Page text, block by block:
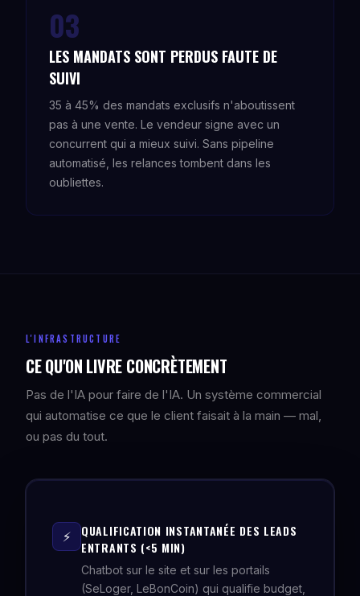
03
LES MANDATS SONT PERDUS FAUTE DE
SUIVI
35 à 45% des mandats exclusifs n'aboutissent
pas à une vente. Le vendeur signe avec un
concurrent qui a mieux suivi. Sans pipeline
automatisé, les relances tombent dans les
oubliettes.
L'INFRASTRUCTURE
CE QU'ON LIVRE CONCRÈTEMENT
Pas de l'IA pour faire de l'IA. Un système commercial
qui automatise ce que le client faisait à la main — mal,
ou pas du tout.
⚡
QUALIFICATION INSTANTANÉE DES LEADS
ENTRANTS (<5 MIN)
Chatbot sur le site et sur les portails
(SeLoger, LeBonCoin) qui qualifie budget,